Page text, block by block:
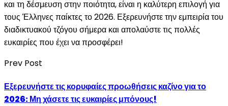
και τη δέσμευση στην ποιότητα, είναι η καλύτερη επιλογή για
τους Έλληνες παίκτες το 2026. Εξερευνήστε την εμπειρία του
διαδικτυακού τζόγου σήμερα και απολαύστε τις πολλές
ευκαιρίες που έχει να προσφέρει!
Prev Post
Εξερευνήστε τις κορυφαίες προωθήσεις καζίνο για το
2026: Μη χάσετε τις ευκαιρίες μπόνους!